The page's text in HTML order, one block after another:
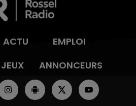
ACTU
EMPLOI
JEUX ANNONCEURS